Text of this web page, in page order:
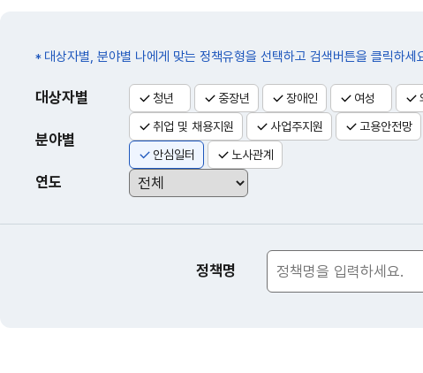
대상자별, 분야별 나에게 맞는 정책유형을 선택하고 검색버튼을 클릭하세
게시판검색
대상자별 청년 중장년 장애인 여성
분야별
취업 및 채용지원 사업주지원 고용안전망
안심일터
노사관계
연도
정책명